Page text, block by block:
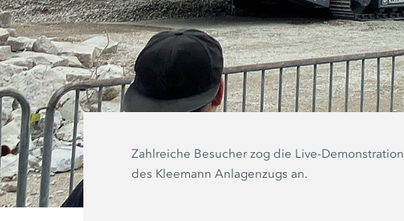
Zahlreiche Besucher zog die Live-Demonstration
des Kleemann Anlagenzugs an.